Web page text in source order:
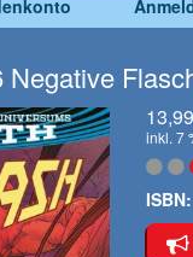
Negative
inkl. 7
ISBN: